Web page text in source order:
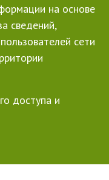
на основе
сведений,
сети
доступа и